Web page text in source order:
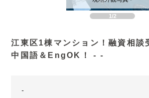
1/2
江東区1棟マンション！融資相談
中国語＆EngOK！ - -
-